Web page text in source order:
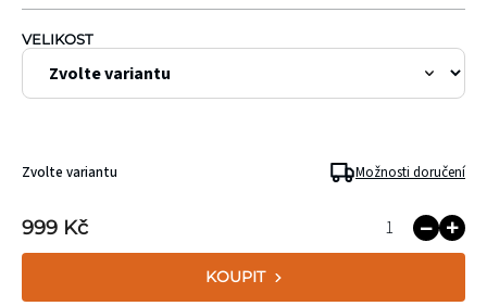
VELIKOST
999 Kč
KOUPIT
Zvolte variantu Možnosti doručení